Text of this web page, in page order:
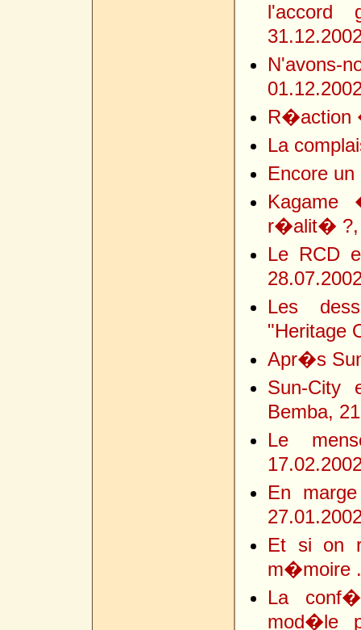
l'accord
N'avons-
R�action
La
Encore
r�alit� ?,
Le RCD
Les
"Heritage
Apr�s
Sun-
Bemba,
Le
En
Et si on
m�moire
La
mod�le